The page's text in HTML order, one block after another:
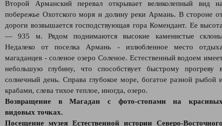
Второй Арманский перевал открывает великолепный вид
побережье Охотского моря и долину реки Армань. В стороне
дороги возвышается господствующая гора Комендант. Ее
— 935 м. Рядом поднимаются высокие каменистые
Недалеко от поселка Армань - излюбленное место
магаданцев - соленое озеро Соленое. Естественный водоем
небольшую глубину, что способствует быстрому прогреву
солнечный день. Справа глубокое море, богатое разной рыбой
крабами, слева тихое теплое, иногда, озеро.
Возвращение в Магадан с фото-стопами на
видовых точках.
Посещение музея Естественной истории Северо-